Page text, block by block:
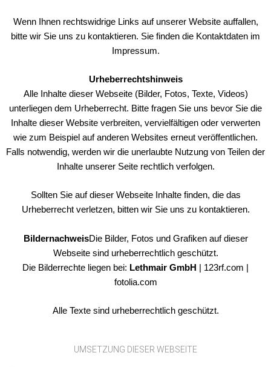
Wenn Ihnen rechtswidrige Links auf unserer Website auffallen,
bitte wir Sie uns zu kontaktieren. Sie finden die Kontaktdaten im
Impressum.
Urheberrechtshinweis
Alle Inhalte dieser Webseite (Bilder, Fotos, Texte, Videos)
unterliegen dem Urheberrecht. Bitte fragen Sie uns bevor Sie die
Inhalte dieser Website verbreiten, vervielfältigen oder verwerten
wie zum Beispiel auf anderen Websites erneut veröffentlichen.
Falls notwendig, werden wir die unerlaubte Nutzung von Teilen der
Inhalte unserer Seite rechtlich verfolgen.
Sollten Sie auf dieser Webseite Inhalte finden, die das
Urheberrecht verletzen, bitten wir Sie uns zu kontaktieren.
BildernachweisDie Bilder, Fotos und Grafiken auf dieser
Webseite sind urheberrechtlich geschützt.
Die Bilderrechte liegen bei: Lethmair GmbH | 123rf.com |
fotolia.com
Alle Texte sind urheberrechtlich geschützt.
UMSETZUNG DIESER WEBSEITE